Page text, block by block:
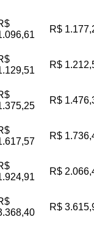
R$
R$
R$
R$
R$
R$